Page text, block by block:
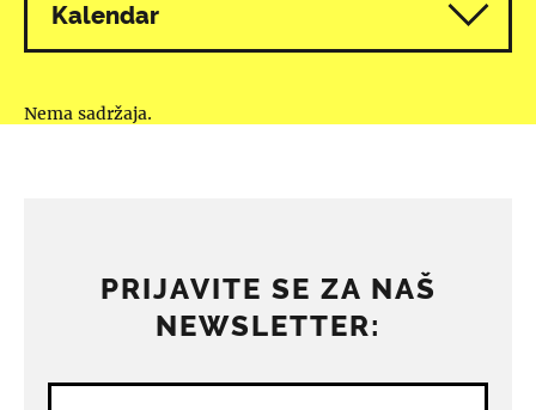
Kalendar
Nema sadržaja.
PRIJAVITE SE ZA NAŠ
NEWSLETTER: